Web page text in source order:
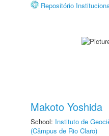
Repositório
Makoto Yoshida
School: Instituto de
(Câmpus de Rio Claro)